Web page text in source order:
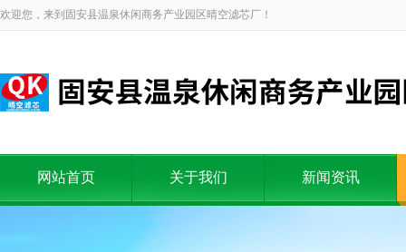
欢迎您，来到固安县温泉休闲商务产业园区晴空滤芯厂！
网站首页 关于我们 新闻资讯